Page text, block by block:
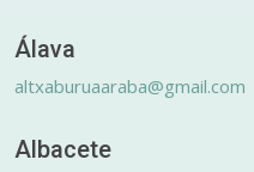
Álava
altxaburuaaraba@gmail.com
Albacete